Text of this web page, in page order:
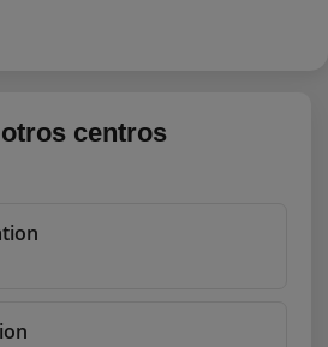
centros